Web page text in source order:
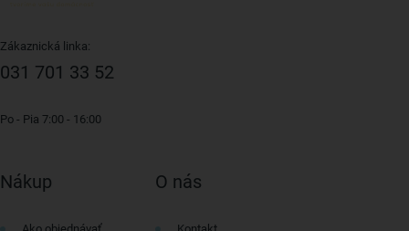
Zákaznická linka:
031 701 33 52
Po - Pia 7:00 - 16:00
Nákup O nás